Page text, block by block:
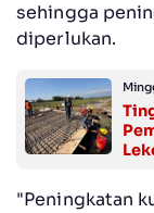
sehingga
diperlukan.
"Peningkatan